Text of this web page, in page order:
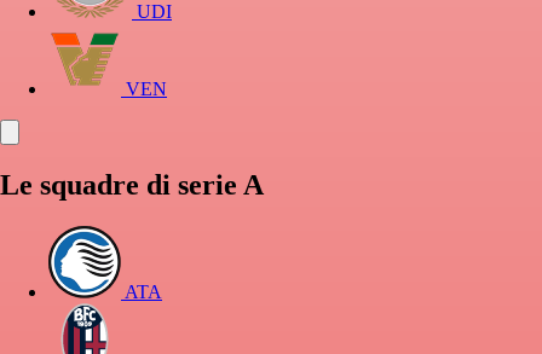
UDI
VEN
Le squadre di serie A
ATA